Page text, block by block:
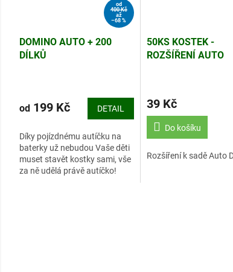
od
400 Kč
až
–68 %
DOMINO AUTO + 200
DÍLKŮ
produktu
z
5
hvězdiček.
od 199 Kč DETAIL
Díky pojízdnému autíčku na
baterky už nebudou Vaše děti
muset stavět kostky sami, vše
za ně udělá právě autíčko!
50KS KOSTEK -
ROZŠÍŘENÍ AUTO
39 Kč
Do košíku
Rozšíření k sadě Auto